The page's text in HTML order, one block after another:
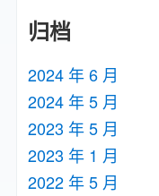
归档
2024 年 6 月
2024 年 5 月
2023 年 5 月
2023 年 1 月
2022 年 5 月